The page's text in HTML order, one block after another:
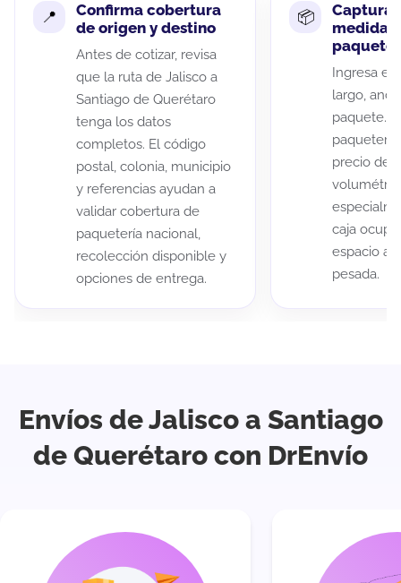
Confirma cobertura
de origen y destino
Antes de cotizar, revisa
que la ruta de Jalisco a
Santiago de Querétaro
tenga los datos
completos. El código
postal, colonia, municipio
y referencias ayudan a
validar cobertura de
paquetería nacional,
recolección disponible y
opciones de entrega.
Captura
medidas
paquete
Ingresa el
largo,
paquete.
precio de
caja
espacio
pesada.
Envíos de Jalisco a Santiago
de Querétaro con DrEnvío